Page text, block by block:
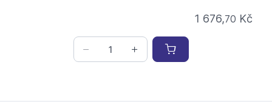
1 676,70 Kč